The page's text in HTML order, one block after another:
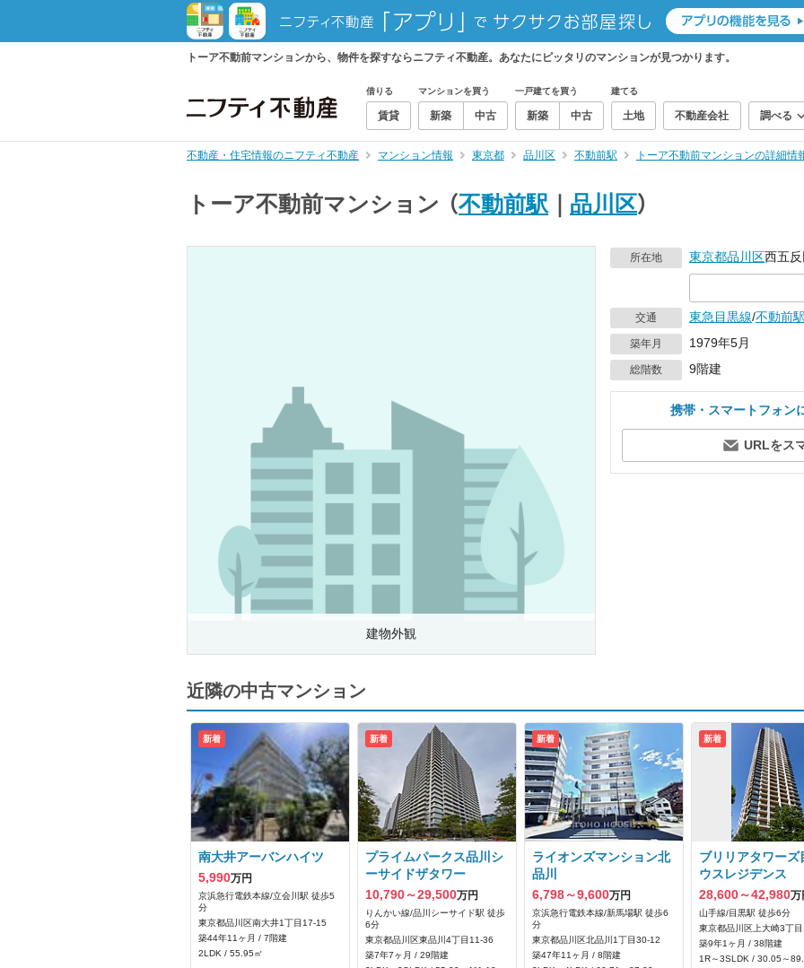
トーア不動前マンションから、物件を探すならニフティ不動産。あなたにピッタリのマンションが見つかります。
借りる
賃貸
マンションを買う
新築 中古
一戸建てを買う
新築 中古
建てる
土地 不動産会社 調べる
不動産・住宅情報のニフティ不動産 マンション情報 東京都 品川区 不動前駅 トーア不動前マンションの詳細情
トーア不動前マンション （不動前駅 品川区）
建物外観
所在地 東京都品川区西五
交通 東急目黒線/不動前
築年月 1979年5月
総階数 9階建
携帯・スマートフォン
URLをス
近隣の中古マンション
新着
南大井アーバンハイツ
5,990万円
京浜急行電鉄本線/立会川駅 徒歩5
分
東京都品川区南大井1丁目17-15
築44年11ヶ月 / 7階建
2LDK / 55.95㎡
新着
プライムパークス品川シ
ーサイドザタワー
10,790～29,500万円
りんかい線/品川シーサイド駅 徒歩
6分
東京都品川区東品川4丁目11-36
築7年7ヶ月 / 29階建
新着
ライオンズマンション北
品川
6,798～9,600万円
京浜急行電鉄本線/新馬場駅 徒歩6
分
東京都品川区北品川1丁目30-12
築47年11ヶ月 / 8階建
新着
ブリリアタワーズ
ウスレジデンス
28,600～42,980万
山手線/目黒駅 徒歩6分
東京都品川区上大崎3丁
築9年1ヶ月 / 38階建
1R～3SLDK / 30.05～